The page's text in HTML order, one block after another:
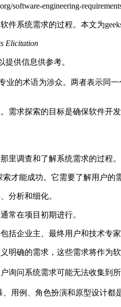
software-engineering-
件系统需求的过程。本文为
Elicitation
提供信息供参考。
业的术语为涉众。两者表示同
需求探索的目标是确保软件开
里调查和了解系统需求的过程
才能成功。它需要了解用户的
分析和细化。
常在项目初期进行。
括企业主、最终用户和技术专家
明确的需求，这些需求将作为
询问系统需求可能无法收集到
用例、角色扮演和原型设计都